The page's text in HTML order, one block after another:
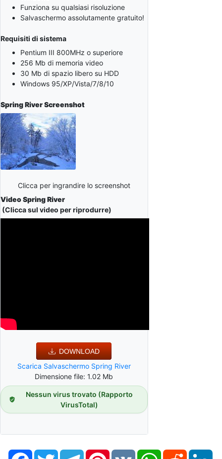
Funziona su qualsiasi risoluzione
Salvaschermo assolutamente gratuito!
Requisiti di sistema
Pentium III 800MHz o superiore
256 Mb di memoria video
30 Mb di spazio libero su HDD
Windows 95/XP/Vista/7/8/10
Spring RiverScreenshot
Clicca per ingrandire lo screenshot
Video Spring River
(Clicca sul video per riprodurre)
DOWNLOAD
Scarica Salvaschermo Spring River
Dimensione file: 1.02 Mb
Nessun virus trovato (Rapporto
VirusTotal)
FacebookTwitter TelegramPinterestVK WhatsAppReddit